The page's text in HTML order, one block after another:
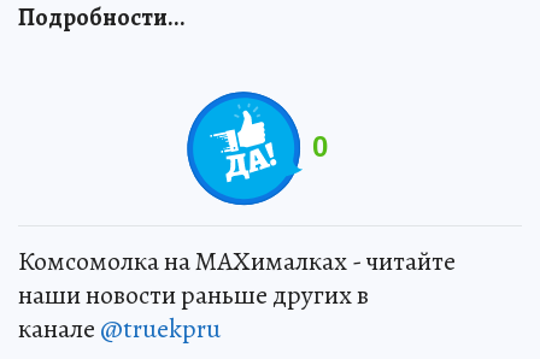
Подробности...
0
Комсомолка на MAXималках - читайте
наши новости раньше других в
канале @truekpru